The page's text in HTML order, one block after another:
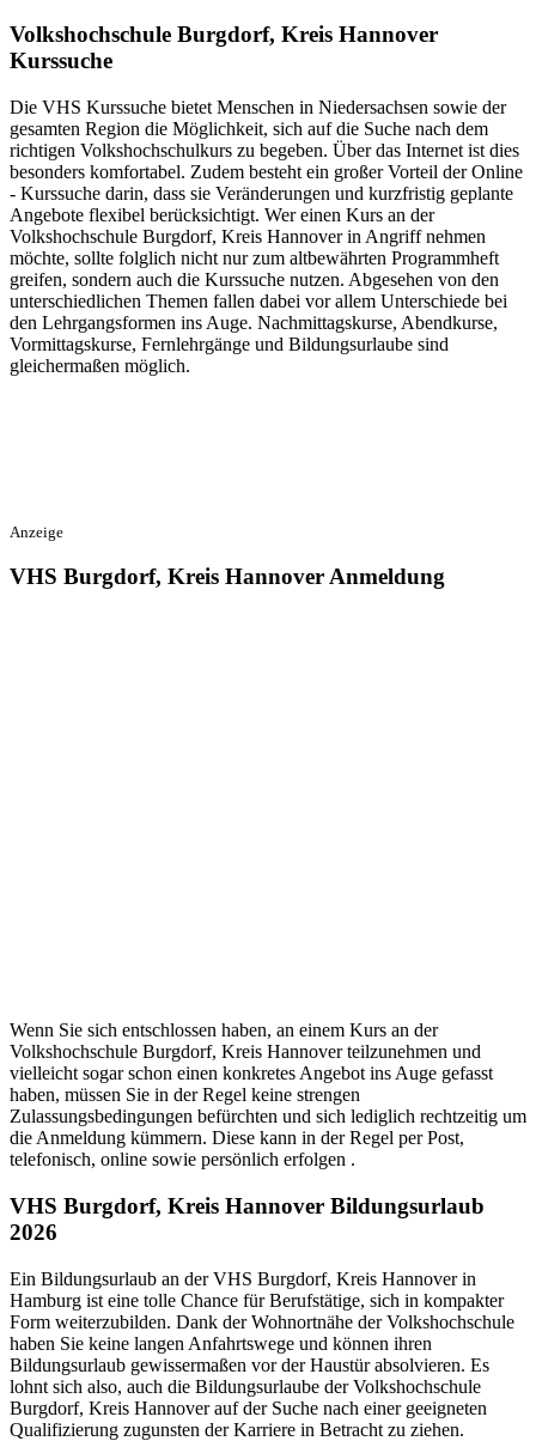
Volkshochschule Burgdorf, Kreis Hannover
Kurssuche
Die VHS Kurssuche bietet Menschen in Niedersachsen sowie der
gesamten Region die Möglichkeit, sich auf die Suche nach dem
richtigen Volkshochschulkurs zu begeben. Über das Internet ist dies
besonders komfortabel. Zudem besteht ein großer Vorteil der Online
- Kurssuche darin, dass sie Veränderungen und kurzfristig geplante
Angebote flexibel berücksichtigt. Wer einen Kurs an der
Volkshochschule Burgdorf, Kreis Hannover in Angriff nehmen
möchte, sollte folglich nicht nur zum altbewährten Programmheft
greifen, sondern auch die Kurssuche nutzen. Abgesehen von den
unterschiedlichen Themen fallen dabei vor allem Unterschiede bei
den Lehrgangsformen ins Auge. Nachmittagskurse, Abendkurse,
Vormittagskurse, Fernlehrgänge und Bildungsurlaube sind
gleichermaßen möglich.
Anzeige
VHS Burgdorf, Kreis Hannover Anmeldung
Wenn Sie sich entschlossen haben, an einem Kurs an der
Volkshochschule Burgdorf, Kreis Hannover teilzunehmen und
vielleicht sogar schon einen konkretes Angebot ins Auge gefasst
haben, müssen Sie in der Regel keine strengen
Zulassungsbedingungen befürchten und sich lediglich rechtzeitig um
die Anmeldung kümmern. Diese kann in der Regel per Post,
telefonisch, online sowie persönlich erfolgen .
VHS Burgdorf, Kreis Hannover Bildungsurlaub
2026
Ein Bildungsurlaub an der VHS Burgdorf, Kreis Hannover in
Hamburg ist eine tolle Chance für Berufstätige, sich in kompakter
Form weiterzubilden. Dank der Wohnortnähe der Volkshochschule
haben Sie keine langen Anfahrtswege und können ihren
Bildungsurlaub gewissermaßen vor der Haustür absolvieren. Es
lohnt sich also, auch die Bildungsurlaube der Volkshochschule
Burgdorf, Kreis Hannover auf der Suche nach einer geeigneten
Qualifizierung zugunsten der Karriere in Betracht zu ziehen.